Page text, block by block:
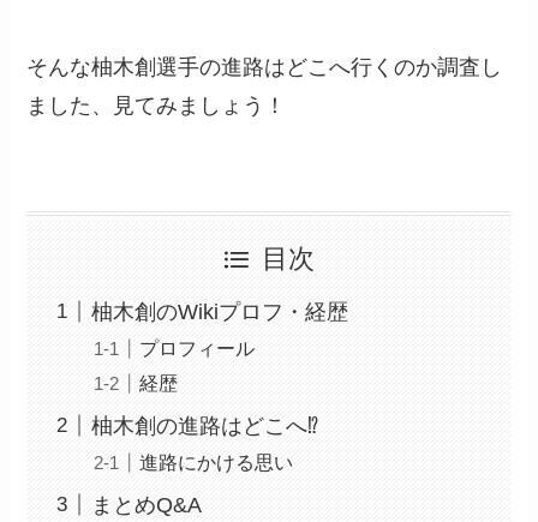
そんな柚木創選手の進路はどこへ行くのか調査し
ました、見てみましょう！
目次
柚木創のWikiプロフ・経歴
プロフィール
経歴
柚木創の進路はどこへ⁉︎
進路にかける思い
まとめQ&A